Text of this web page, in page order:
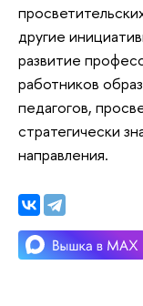
другие
развитие
работников
педагогов,
стратегически
направления.